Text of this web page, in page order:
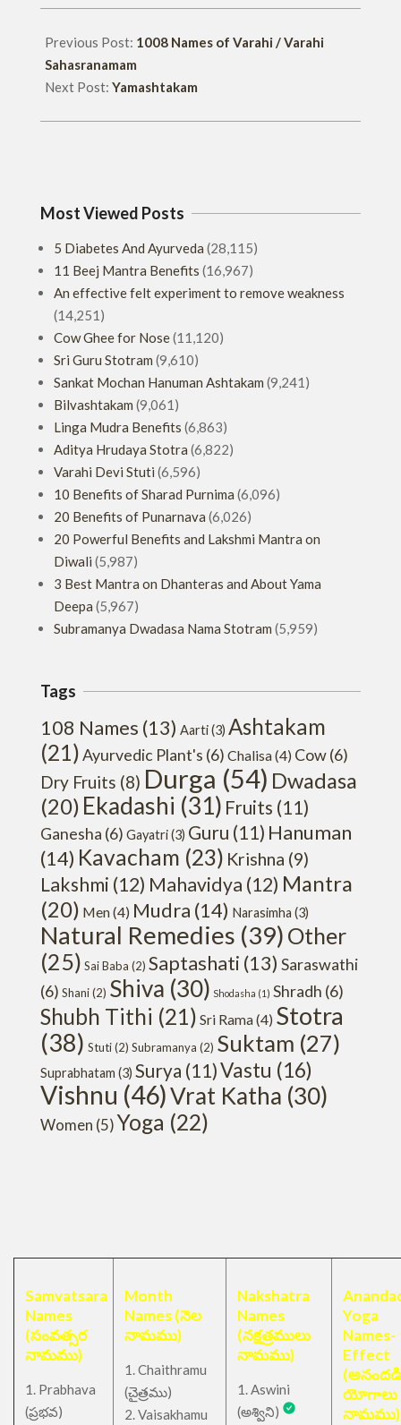
Previous Post: 1008 Names of Varahi / Varahi
Sahasranamam
Next Post: Yamashtakam
Most Viewed Posts
5 Diabetes And Ayurveda (28,115)
11 Beej Mantra Benefits (16,967)
An effective felt experiment to remove weakness
(14,251)
Cow Ghee for Nose(11,120)
Sri Guru Stotram (9,610)
Sankat Mochan Hanuman Ashtakam (9,241)
Bilvashtakam (9,061)
Linga Mudra Benefits (6,863)
Aditya Hrudaya Stotra (6,822)
Varahi Devi Stuti (6,596)
10 Benefits of Sharad Purnima (6,096)
20 Benefits of Punarnava (6,026)
20 Powerful Benefits and Lakshmi Mantra on
Diwali (5,987)
3 Best Mantra on Dhanteras and About Yama
Deepa (5,967)
Subramanya Dwadasa Nama Stotram (5,959)
Tags
108 Names (13) Aarti(3) Ashtakam
(21)Ayurvedic Plant's (6) Chalisa(4) Cow(6)
Dry Fruits (8) Durga (54) Dwadasa
(20) Ekadashi (31) Fruits (11)
Ganesha (6) Gayatri(3) Guru (11) Hanuman
(14) Kavacham (23) Krishna (9)
Lakshmi (12) Mahavidya (12) Mantra
(20) Men(4) Mudra (14) Narasimha (3)
Natural Remedies (39) Other
(25) Sai Baba (2) Saptashati (13) Saraswathi
(6) Shani(2) Shiva (30) Shodasha (1) Shradh (6)
Shubh Tithi (21) Sri Rama(4) Stotra
(38) Stuti(2) Subramanya (2) Suktam (27)
Suprabhatam (3) Surya (11)Vastu (16)
Vishnu (46)Vrat Katha (30)
Women (5)Yoga (22)
Samvatsara
Names
(సంవత్సర
నామము)
1. Prabhava
(ప్రభవ)
Month
Names (నెల
నామము)
1. Chaithramu
(చైత్రము)
2. Vaisakhamu
Nakshatra
Names
(నక్షత్రములు
నామము)
1. Aswini
(అశ్విని)
Yoga
Names-
Effect
(అనందడి
యోగాలు
నామము)